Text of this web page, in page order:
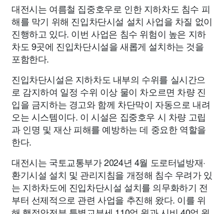
대전시는 여름철 집중호우로 인한 지하차도 침수 피
해를 막기 위해 진입차단시설 설치 사업을 차질 없이
진행하고 있다. 이번 사업은 침수 위험이 높은 지하
차도 9곳에 진입차단시설을 새롭게 설치하는 것을
포함한다.
진입차단시설은 지하차도 내부의 수위를 실시간으
로 감지하여 일정 수위 이상 물이 차오르면 차량 진
입을 금지하는 경고와 함께 차단막이 자동으로 내려
오는 시스템이다. 이 시설은 집중호우 시 차량 고립
과 인명 및 재산 피해를 예방하는 데 중요한 역할을
한다.
대전시는 국토교통부가 2024년 4월 도로터널방재·
환기시설 설치 및 관리지침을 개정해 침수 우려가 있
는 지하차도에 진입차단시설 설치를 의무화하기 전
부터 선제적으로 관련 사업을 추진해 왔다. 이를 위